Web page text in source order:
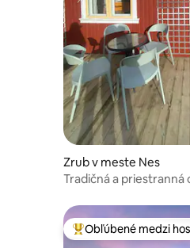
Zrub v meste Nes
Tradičná a priestranná
Najobľúbenejšie medzi
Obľúbené medzi